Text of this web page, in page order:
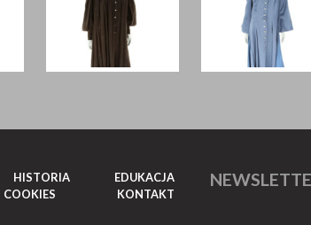
HISTORIA
EDUKACJA
COOKIES KONTAKT